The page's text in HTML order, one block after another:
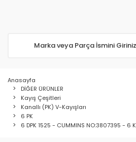
Anasayfa
DİĞER ÜRÜNLER
Kayış Çeşitleri
Kanallı (PK) V-Kayışları
6 PK
6 DPK 1525 - CUMMINS NO:3807395 - 6